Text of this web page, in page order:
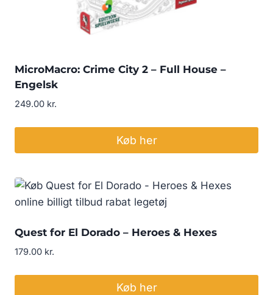
MicroMacro: Crime City 2 – Full House –
Engelsk
249.00 kr.
Køb her
Quest for El Dorado – Heroes & Hexes
179.00 kr.
Køb her